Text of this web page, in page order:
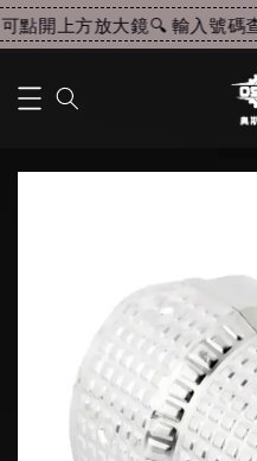
點開上方放大鏡🔍 輸入號碼